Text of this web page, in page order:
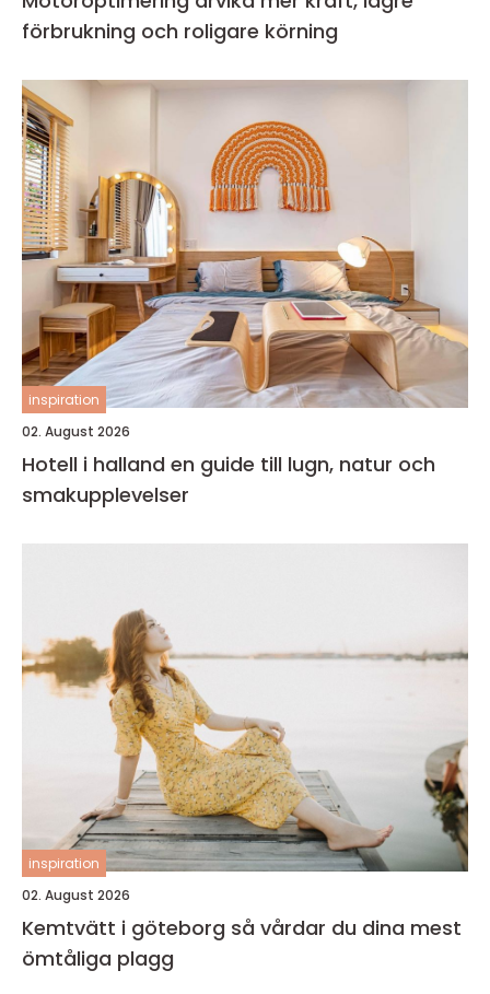
förbrukning och roligare körning
inspiration
02. August 2026
Hotell i halland en guide till lugn, natur och
smakupplevelser
inspiration
02. August 2026
Kemtvätt i göteborg så vårdar du dina mest
ömtåliga plagg